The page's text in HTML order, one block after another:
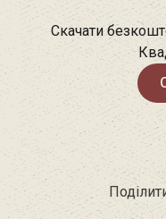
Скачати